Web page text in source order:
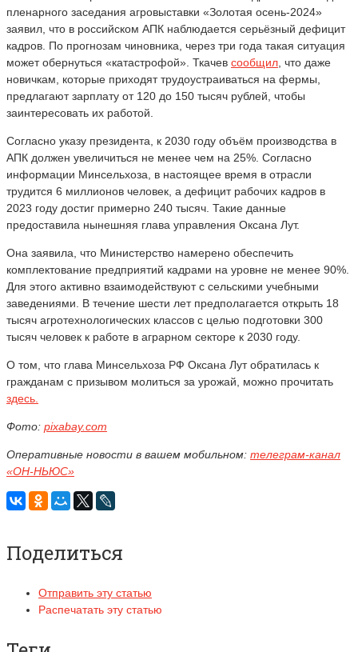
пленарного заседания агровыставки «Золотая осень-2024»
заявил, что в российском АПК наблюдается серьёзный дефицит
кадров. По прогнозам чиновника, через три года такая ситуация
может обернуться «катастрофой». Ткачев сообщил , что даже
новичкам, которые приходят трудоустраиваться на фермы,
предлагают зарплату от 120 до 150 тысяч рублей, чтобы
заинтересовать их работой.
Согласно указу президента, к 2030 году объём производства в
АПК должен увеличиться не менее чем на 25%. Согласно
информации Минсельхоза, в настоящее время в отрасли
трудится 6 миллионов человек, а дефицит рабочих кадров в
2023 году достиг примерно 240 тысяч. Такие данные
предоставила нынешняя глава управления Оксана Лут.
Она заявила, что Министерство намерено обеспечить
комплектование предприятий кадрами на уровне не менее 90%.
Для этого активно взаимодействуют с сельскими учебными
заведениями. В течение шести лет предполагается открыть 18
тысяч агротехнологических классов с целью подготовки 300
тысяч человек к работе в аграрном секторе к 2030 году.
О том, что глава Минсельхоза РФ Оксана Лут обратилась к
гражданам с призывом молиться за урожай, можно прочитать
здесь.
Фото: pixabay.com
Оперативные новости в вашем мобильном: телеграм-канал
«ОН-НЬЮС»
Поделиться
Отправить эту статью
Распечатать эту статью